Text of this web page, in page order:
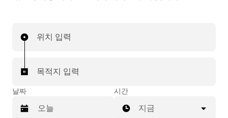
위치 입력
목적지 입력
날짜 시간
지금